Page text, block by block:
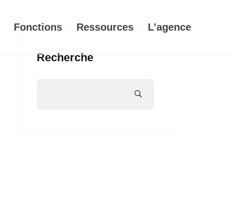
Fonctions Ressources L’agence
Recherche